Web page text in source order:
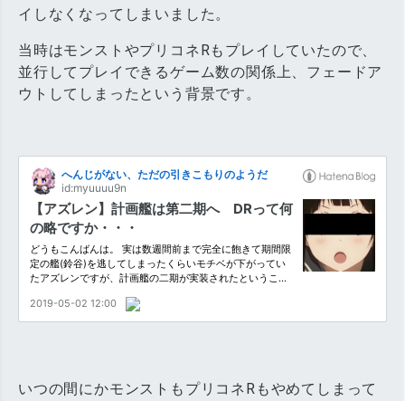
イしなくなってしまいました。
当時はモンストやプリコネRもプレイしていたので、
並行してプレイできるゲーム数の関係上、フェードア
ウトしてしまったという背景です。
いつの間にかモンストもプリコネRもやめてしまって